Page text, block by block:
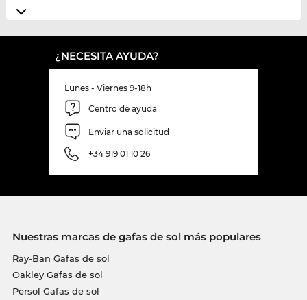
¿NECESITA AYUDA?
Lunes - Viernes 9-18h
Centro de ayuda
Enviar una solicitud
+34 919 01 10 26
Nuestras marcas de gafas de sol más populares
Ray-Ban Gafas de sol
Oakley Gafas de sol
Persol Gafas de sol